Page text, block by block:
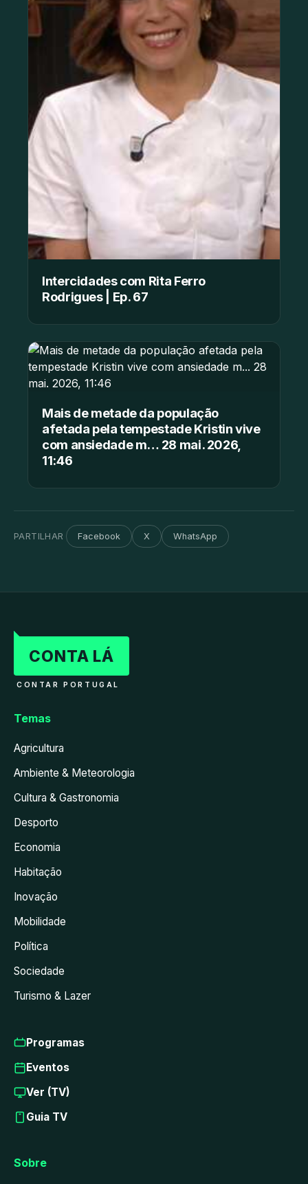
Intercidades com Rita Ferro
Rodrigues | Ep. 67
Mais de metade da população
afetada pela tempestade Kristin vive
com ansiedade m… 28 mai. 2026,
11:46
PARTILHAR Facebook X WhatsApp
CONTA LÁ
CONTAR PORTUGAL
Temas
Agricultura
Ambiente & Meteorologia
Cultura & Gastronomia
Desporto
Economia
Habitação
Inovação
Mobilidade
Política
Sociedade
Turismo & Lazer
Programas
Eventos
Ver (TV)
Guia TV
Sobre